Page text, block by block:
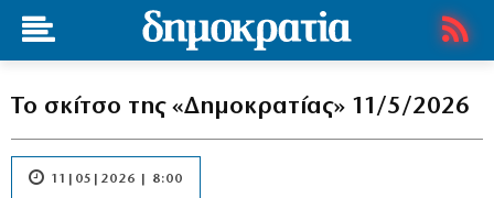
Το σκίτσο της «Δημοκρατίας» 11/5/2026
11|05|2026 | 8:00